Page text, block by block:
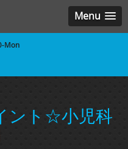
Menu
Mon
ント☆小児科